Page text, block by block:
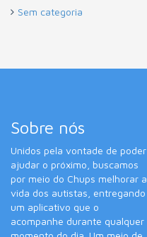
Sem categoria
Sobre nós
Unidos pela vontade de poder
ajudar o próximo, buscamos
por meio do Chups melhorar a
vida dos autistas, entregando
um aplicativo que o
acompanhe durante qualquer